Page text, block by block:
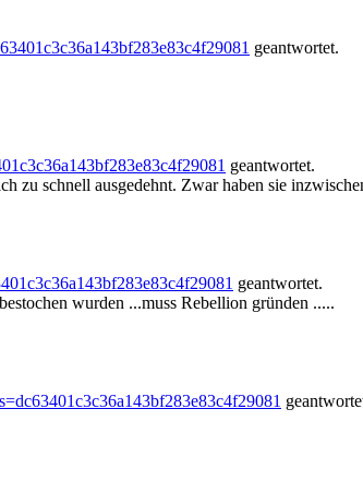
geantwortet.
geantwortet.
zu schnell ausgedehnt. Zwar haben sie
geantwortet.
wurden ...muss Rebellion gründen .....